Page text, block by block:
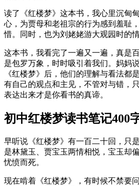
读了《红楼梦》这本书，我心里沉甸
心，为贾母和老祖宗的行为感到羞耻
惜。同时，也为刘姥姥游大观园时的
这本书，我看完了一遍又一遍，真是
是包罗万象，时时吸引着我们。妈妈
《红楼梦》后，他们的理解与看法都
有自己的观点和主见，不管对与错，
表达出来才是你看书的真谛。
初中红楼梦读书笔记400
早听说《红楼梦》有一百二十回，只
是林黛玉、贾宝玉两情相悦，宝玉却
忧愤而死。
现在啃着《红楼梦》，有时候不禁要